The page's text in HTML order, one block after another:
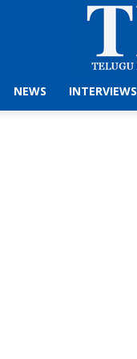
NEWS INTERVIEWS